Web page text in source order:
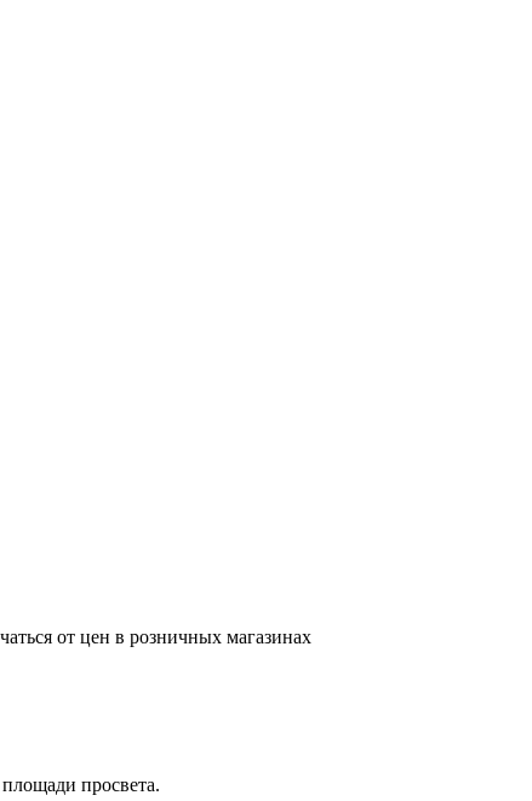
от цен в розничных магазинах
просвета.